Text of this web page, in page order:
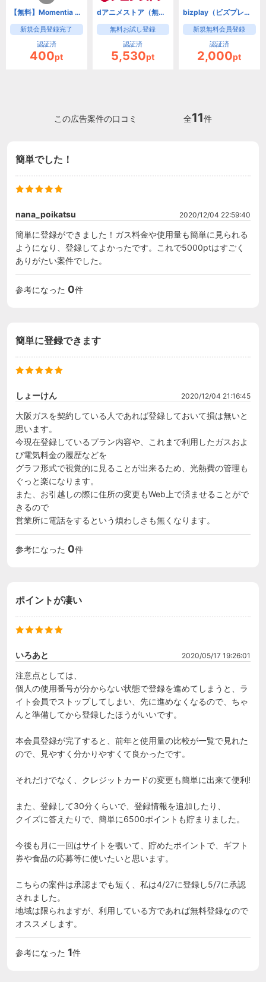
【無料】Momentia 会員登録
新規会員登録完了
認証済
400pt
dアニメストア（無料お試し登録）【iOS・Android・PC】
無料お試し登録
認証済
5,530pt
bizplay（ビズプレイ）｜日々の業務に役立つ動画が無料で見放題
新規無料会員登録
認証済
2,000pt
この広告案件の口コミ 全11件
簡単でした！
nana_poikatsu 2020/12/04 22:59:40
簡単に登録ができました！ガス料金や使用量も簡単に見られる
ようになり、登録してよかったです。これで5000ptはすごく
ありがたい案件でした。
参考になった 0件
簡単に登録できます
しょーけん 2020/12/04 21:16:45
大阪ガスを契約している人であれば登録しておいて損は無いと
思います。
今現在登録しているプラン内容や、これまで利用したガスおよ
び電気料金の履歴などを
グラフ形式で視覚的に見ることが出来るため、光熱費の管理も
ぐっと楽になります。
また、お引越しの際に住所の変更もWeb上で済ませることがで
きるので
営業所に電話をするという煩わしさも無くなります。
参考になった 0件
ポイントが凄い
いろあと 2020/05/17 19:26:01
注意点としては、
個人の使用番号が分からない状態で登録を進めてしまうと、ラ
イト会員でストップしてしまい、先に進めなくなるので、ちゃ
んと準備してから登録したほうがいいです。
本会員登録が完了すると、前年と使用量の比較が一覧で見れた
ので、見やすく分かりやすくて良かったです。
それだけでなく、クレジットカードの変更も簡単に出来て便利!
また、登録して30分くらいで、登録情報を追加したり、
クイズに答えたりで、簡単に6500ポイントも貯まりました。
今後も月に一回はサイトを覗いて、貯めたポイントで、ギフト
券や食品の応募等に使いたいと思います。
こちらの案件は承認までも短く、私は4/27に登録し5/7に承認
されました。
地域は限られますが、利用している方であれば無料登録なので
オススメします。
参考になった 1件